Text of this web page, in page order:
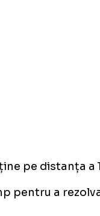
pe distanța
pentru a